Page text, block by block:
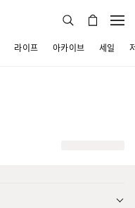
라이프 아카이브 세일